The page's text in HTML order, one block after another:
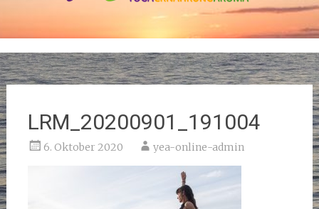
LRM_20200901_191004
6. Oktober 2020 yea-online-admin